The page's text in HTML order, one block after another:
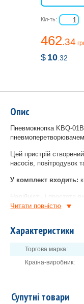
462.34
$ 10 .32
Кіл-ть:
Опис
Пневмокнопка KBQ-
Цей пристрій
насосів, повітродувок
У комплект входить:
Надійність і простота
обладнання вашого
Читати повнiстю
Характеристики
Торгова марка:
Країна-виробник:
Супутні товари